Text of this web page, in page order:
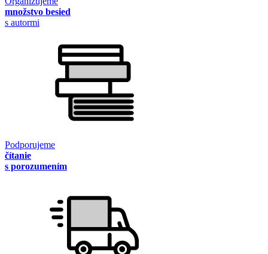
množstvo besied
s autormi
Podporujeme
čítanie
s porozumením